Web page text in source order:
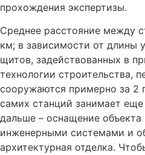
прохождения экспертизы.
Среднее расстояние между
км; в зависимости от длины
щитов, задействованных в
технологии строительства,
сооружаются примерно за 2
самих станций занимает
дальше – оснащение объекта
инженерными системами и
архитектурная отделка.